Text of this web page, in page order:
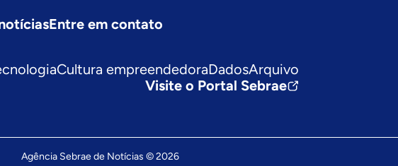
Entre em contato
Cultura empreendedoraDadosArquivo
Visite o Portal Sebrae
Agência Sebrae de Notícias © 2026